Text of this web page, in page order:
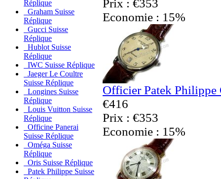
Réplique
Graham Suisse
Réplique
Gucci Suisse
Réplique
Hublot Suisse
Réplique
IWC Suisse Réplique
Jaeger Le Coultre
Suisse Réplique
Longines Suisse
Réplique
Louis Vuitton Suisse
Réplique
Officine Panerai
Suisse Réplique
Oméga Suisse
Réplique
Oris Suisse Réplique
Patek Philippe Suisse
Prix : €353
Economie : 15%
Officier Patek Philippe
€416
Prix : €353
Economie : 15%